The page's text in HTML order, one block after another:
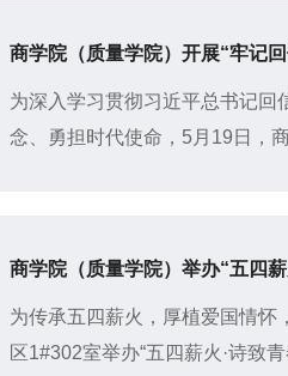
商学院（质量学院）开展“牢记
为深入学习贯彻习近平总书记回
念、勇担时代使命，5月19日，
商学院（质量学院）举办“五四
为传承五四薪火，厚植爱国情怀
区1#302室举办“五四薪火·诗致